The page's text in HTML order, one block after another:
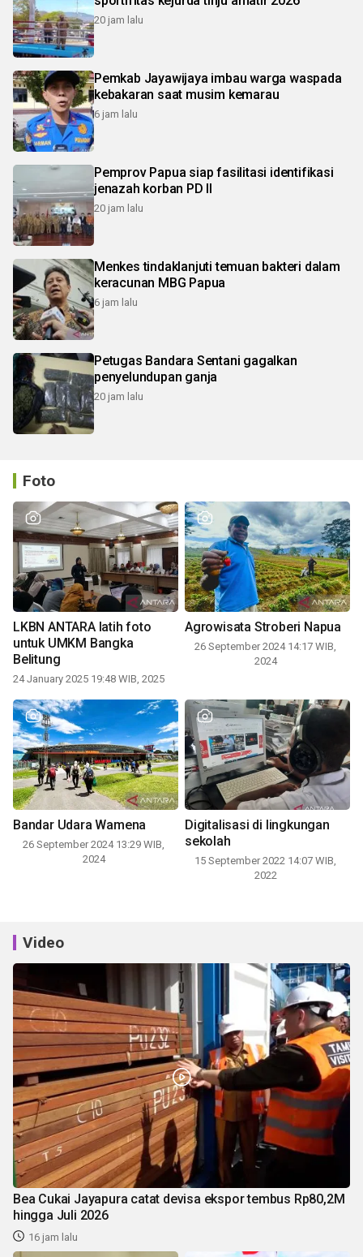
20 jam lalu
Pemkab Jayawijaya imbau warga waspada
kebakaran saat musim kemarau
6 jam lalu
Pemprov Papua siap fasilitasi identifikasi
jenazah korban PD II
20 jam lalu
Menkes tindaklanjuti temuan bakteri dalam
keracunan MBG Papua
6 jam lalu
Petugas Bandara Sentani gagalkan
penyelundupan ganja
20 jam lalu
Foto
LKBN ANTARA latih foto
untuk UMKM Bangka
Belitung
24 January 2025 19:48 WIB, 2025
Agrowisata Stroberi Napua
26 September 2024 14:17 WIB,
2024
Bandar Udara Wamena
26 September 2024 13:29 WIB,
2024
Digitalisasi di lingkungan
sekolah
15 September 2022 14:07 WIB,
2022
Video
Bea Cukai Jayapura catat devisa ekspor tembus Rp80,2M
hingga Juli 2026
16 jam lalu